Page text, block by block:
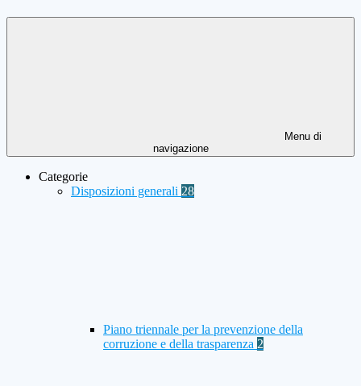
Menu di
navigazione
Categorie
Disposizioni generali 28
Piano triennale per la prevenzione della
corruzione e della trasparenza 2